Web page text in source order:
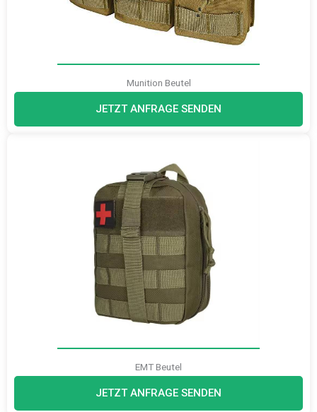
Munition Beutel
JETZT ANFRAGE SENDEN
EMT Beutel
JETZT ANFRAGE SENDEN